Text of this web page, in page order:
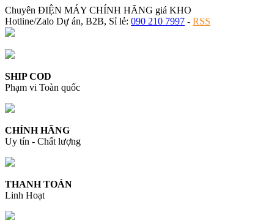
Chuyên ĐIỆN MÁY CHÍNH HÃNG giá KHO
Hotline/Zalo Dự án, B2B, Sỉ lẻ: 090 210 7997 - RSS
SHIP COD
Phạm vi Toàn quốc
CHÍNH HÃNG
Uy tín - Chất lượng
THANH TOÁN
Linh Hoạt